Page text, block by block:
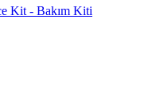
Kit - Bakım Kiti